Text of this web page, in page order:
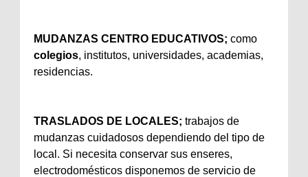
MUDANZAS CENTRO EDUCATIVOS; como
colegios, institutos, universidades, academias,
residencias.
TRASLADOS DE LOCALES; trabajos de
mudanzas cuidadosos dependiendo del tipo de
local. Si necesita conservar sus enseres,
electrodomésticos disponemos de servicio de